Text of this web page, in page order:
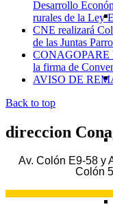
Desarrollo
rurales de la Ley
CNE realizará
de las Juntas
CONAGOPARE
la firma de
AVISO DE
Back to top
direccion
Av. Colón E9-58 y
Colón